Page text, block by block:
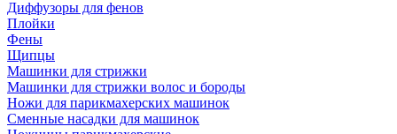
Диффузоры для фенов
Плойки
Фены
Щипцы
Машинки для стрижки
Машинки для стрижки волос и бороды
Ножи для парикмахерских машинок
Сменные насадки для машинок